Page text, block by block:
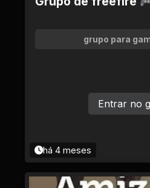
grupo para
há 4 meses
Entrar no